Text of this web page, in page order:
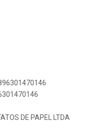
DE PAPEL LTDA